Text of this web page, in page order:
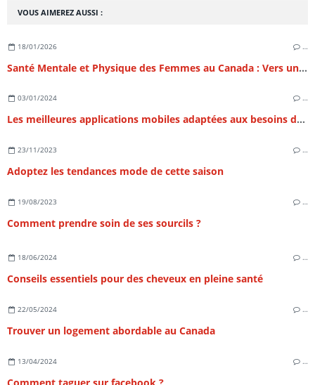
VOUS AIMEREZ AUSSI :
18/01/2026 …
Santé Mentale et Physique des Femmes au Canada : Vers un Équilibre Holistique au 21e Siècle
03/01/2024 …
Les meilleures applications mobiles adaptées aux besoins des femmes
23/11/2023 …
Adoptez les tendances mode de cette saison
19/08/2023 …
Comment prendre soin de ses sourcils ?
18/06/2024 …
Conseils essentiels pour des cheveux en pleine santé
22/05/2024 …
Trouver un logement abordable au Canada
13/04/2024 …
Comment taguer sur facebook ?